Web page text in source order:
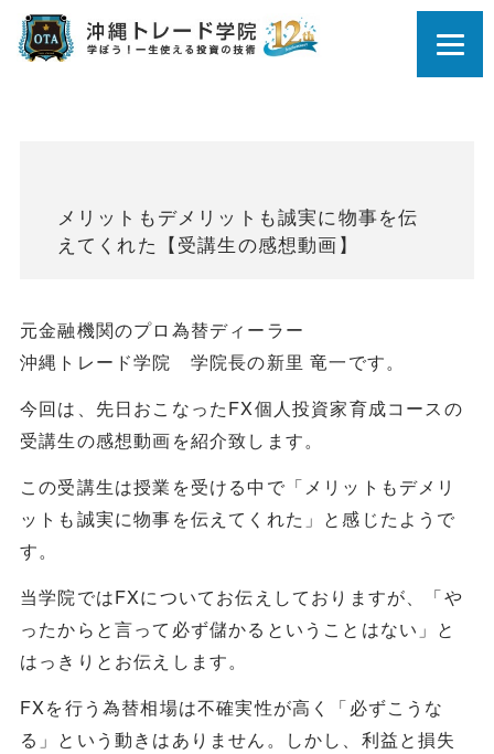
メリットもデメリットも誠実に物事を伝
えてくれた【受講生の感想動画】
元金融機関のプロ為替ディーラー
沖縄トレード学院 学院長の新里 竜一です。
今回は、先日おこなったFX個人投資家育成コースの
受講生の感想動画を紹介致します。
この受講生は授業を受ける中で「メリットもデメリ
ットも誠実に物事を伝えてくれた」と感じたようで
す。
当学院ではFXについてお伝えしておりますが、「や
ったからと言って必ず儲かるということはない」と
はっきりとお伝えします。
FXを行う為替相場は不確実性が高く「必ずこうな
る」という動きはありません。しかし、利益と損失